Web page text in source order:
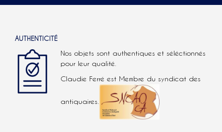
AUTHENTICITÉ
Nos objets sont authentiques et séléctionnés
pour leur qualité.
Claudie Ferré est Membre du syndicat des
antiquaires.